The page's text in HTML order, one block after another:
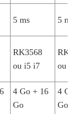
5 ms 5
RK3568
ou i5 i7
ou
4 Go + 16
Go
4
Go